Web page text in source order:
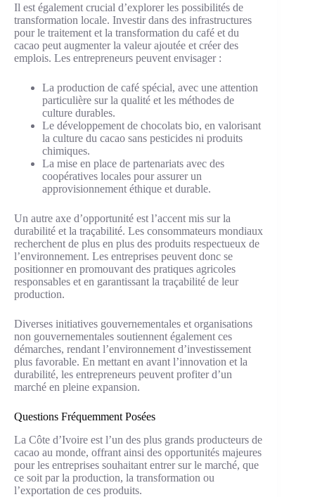
Il est également crucial d’explorer les possibilités de
transformation locale. Investir dans des infrastructures
pour le traitement et la transformation du café et du
cacao peut augmenter la valeur ajoutée et créer des
emplois. Les entrepreneurs peuvent envisager :
La production de café spécial, avec une attention
particulière sur la qualité et les méthodes de
culture durables.
Le développement de chocolats bio, en valorisant
la culture du cacao sans pesticides ni produits
chimiques.
La mise en place de partenariats avec des
coopératives locales pour assurer un
approvisionnement éthique et durable.
Un autre axe d’opportunité est l’accent mis sur la
durabilité et la traçabilité. Les consommateurs mondiaux
recherchent de plus en plus des produits respectueux de
l’environnement. Les entreprises peuvent donc se
positionner en promouvant des pratiques agricoles
responsables et en garantissant la traçabilité de leur
production.
Diverses initiatives gouvernementales et organisations
non gouvernementales soutiennent également ces
démarches, rendant l’environnement d’investissement
plus favorable. En mettant en avant l’innovation et la
durabilité, les entrepreneurs peuvent profiter d’un
marché en pleine expansion.
Questions Fréquemment Posées
La Côte d’Ivoire est l’un des plus grands producteurs de
cacao au monde, offrant ainsi des opportunités majeures
pour les entreprises souhaitant entrer sur le marché, que
ce soit par la production, la transformation ou
l’exportation de ces produits.